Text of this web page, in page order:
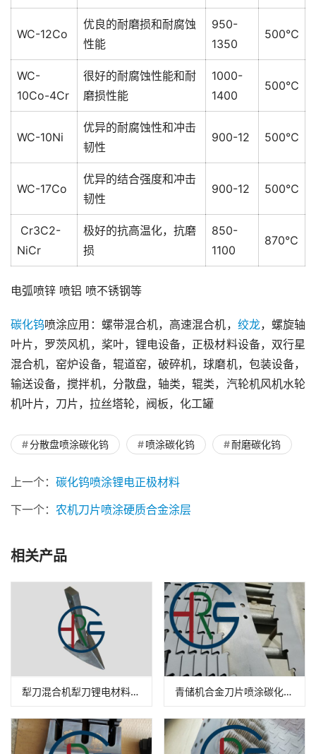
WC-12Co
优良的耐磨损和耐腐蚀
性能
950-
1350
500℃
WC-
10Co-4Cr
很好的耐腐蚀性能和耐
磨损性能
1000-
1400
500℃
WC-10Ni
优异的耐腐蚀性和冲击
韧性
900-12 500℃
WC-17Co
优异的结合强度和冲击
韧性
900-12 500℃
Cr3C2-
NiCr
极好的抗高温化，抗磨
损
850-
1100
870℃
电弧喷锌 喷铝 喷不锈钢等
碳化钨喷涂应用：螺带混合机，高速混合机， 绞龙，螺旋轴
叶片，罗茨风机，桨叶，锂电设备，正极材料设备，双行星
混合机，窑炉设备，辊道窑，破碎机，球磨机，包装设备，
输送设备，搅拌机，分散盘，轴类，辊类，汽轮机风机水轮
机叶片，刀片，拉丝塔轮，阀板，化工罐
分散盘喷涂碳化钨 喷涂碳化钨 耐磨碳化钨
上一个： 碳化钨喷涂锂电正极材料
下一个： 农机刀片喷涂硬质合金涂层
相关产品
犁刀混合机犁刀锂电材料喷涂碳化钨 青储机合金刀片喷涂碳化钨耐磨涂层